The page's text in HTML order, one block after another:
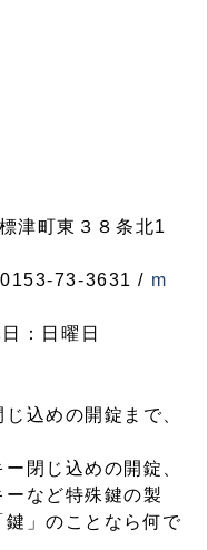
津町東３８条北1
73-3631 / m
：日曜日
込めの開錠まで、
閉じ込めの開錠、
など特殊鍵の製
」のことなら何で